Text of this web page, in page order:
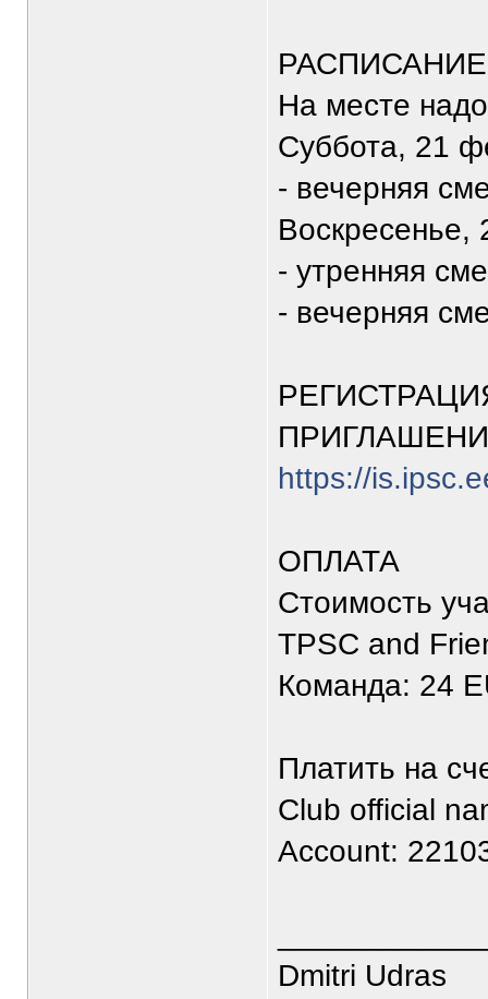
РАСПИСАНИЕ
На месте
Суббота, 21
- вечерняя
- утренняя
- вечерняя
https://
ОПЛАТА
Стоимость
TPSC and
Команда: 24
Платить на
Club official
Account:
Dmitri Udras